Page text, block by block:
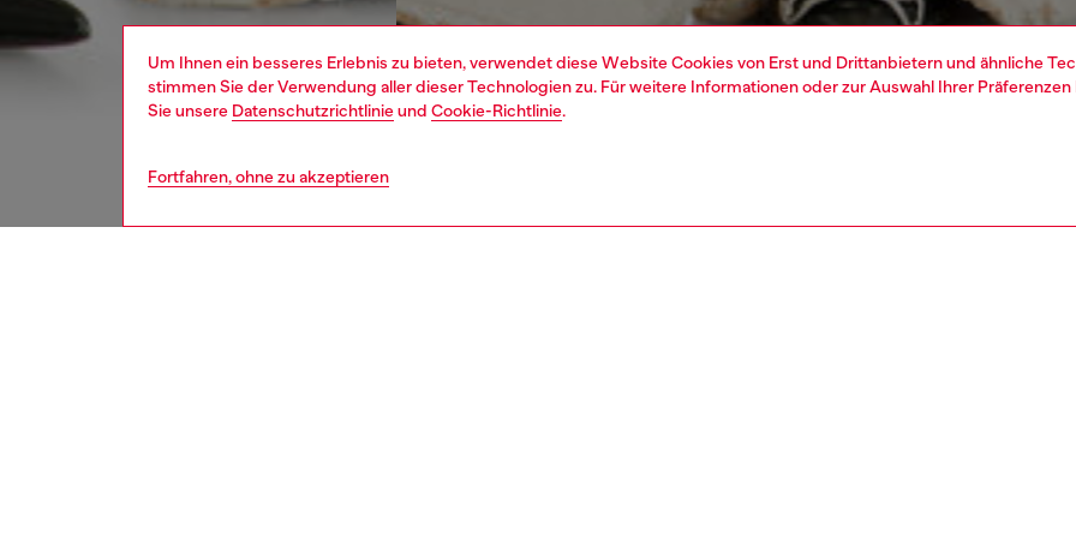
Um Ihnen ein besseres Erlebnis zu bieten, verwendet diese Website Cookies von Erst und Drittanbietern und ähnliche
stimmen Sie der Verwendung aller dieser Technologien zu. Für weitere Informationen oder zur Auswahl Ihrer Präferenzen
Sie unsere Datenschutzrichtlinieund Cookie-Richtlinie.
Fortfahren, ohne zu akzeptieren